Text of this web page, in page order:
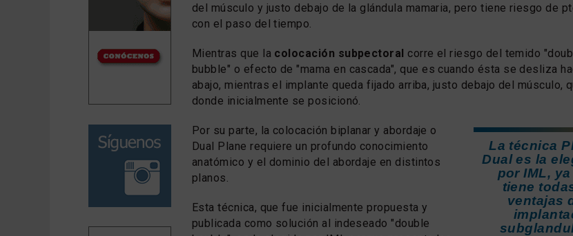
del músculo y justo debajo de la glándula mamaria, pero tiene riesgo de
con el paso del tiempo.
Mientras que la colocación subpectoral corre el riesgo del temido
bubble" o efecto de "mama en cascada", que es cuando ésta se desliza
abajo, mientras el implante queda fijado arriba, justo debajo del músculo,
donde inicialmente se posicionó.
La técnica
Dual es la
por IML,
tiene
ventajas
Por su parte, la colocación biplanar y abordaje o
Dual Plane requiere un profundo conocimiento
anatómico y el dominio del abordaje en distintos
planos.
Esta técnica, que fue inicialmente propuesta y
publicada como solución al indeseado "double